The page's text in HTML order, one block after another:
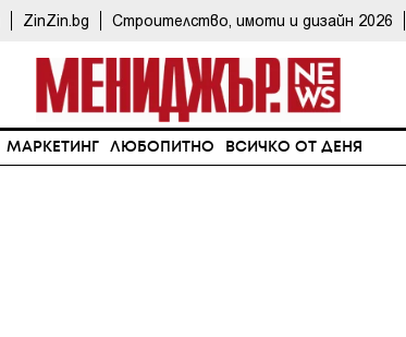
ZinZin.bg Строителство, имоти и дизайн 2026
МАРКЕТИНГ ЛЮБОПИТНО ВСИЧКО ОТ ДЕНЯ